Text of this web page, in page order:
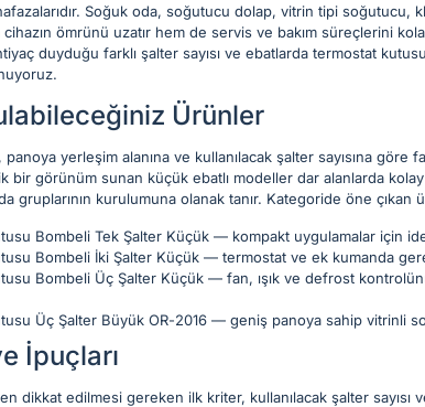
Soğuk oda, soğutucu dolap, vitrin tipi soğutucu,
ömrünü uzatır hem de servis ve bakım süreçlerini
duyduğu farklı şalter sayısı ve ebatlarda termostat
Ürünler
yerleşim alanına ve kullanılacak şalter sayısına göre
bir görünüm sunan küçük ebatlı modeller dar alanlarda
gruplarının kurulumuna olanak tanır. Kategoride öne çıkan
Bombeli Tek Şalter Küçük — kompakt uygulamalar için
Bombeli İki Şalter Küçük — termostat ve ek kumanda
Bombeli Üç Şalter Küçük — fan, ışık ve defrost
Üç Şalter Büyük OR-2016 — geniş panoya sahip vitrinli
İpuçları
dikkat edilmesi gereken ilk kriter, kullanılacak şalter sayısı